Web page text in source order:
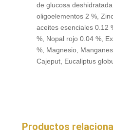
de glucosa
oligoelementos 2 %,
aceites esenciales 0.12
%, Nopal rojo 0.04 %,
%, Magnesio,
Cajeput, Eucaliptus
Productos